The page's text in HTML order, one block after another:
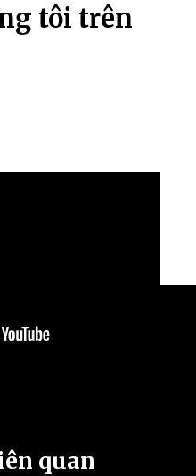
tôi trên
quan